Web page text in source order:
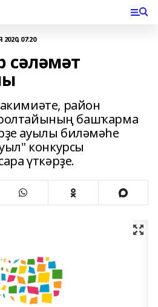
07:20
сәләмәт
район
башҡарма
ауылы биләмәһе
конкурсы
үткәрҙе.